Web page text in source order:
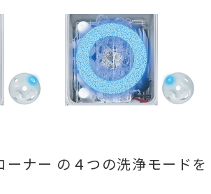
ナー の４つの洗浄モードを